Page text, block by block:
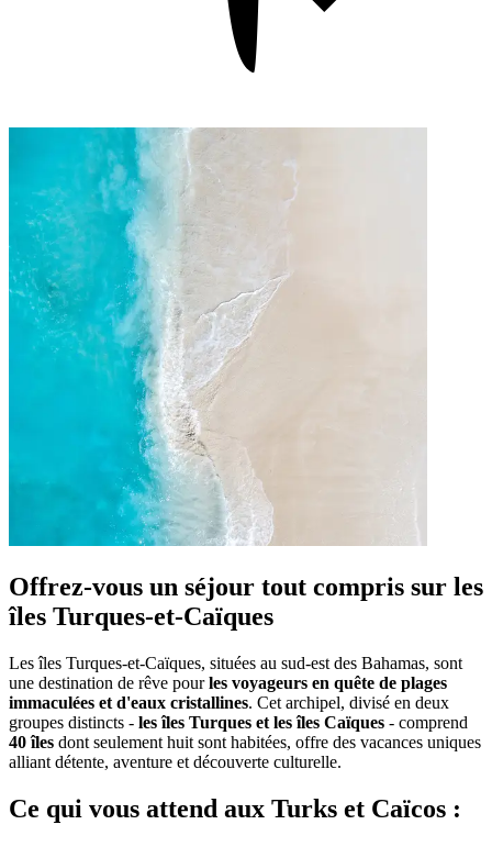
Offrez-vous un séjour tout compris sur les
îles Turques-et-Caïques
Les îles Turques-et-Caïques, situées au sud-est des Bahamas, sont
une destination de rêve pourles voyageurs en quête de plages
immaculées et d'eaux cristallines. Cet archipel, divisé en deux
groupes distincts - les îles Turques et les îles Caïques - comprend
40 îles dont seulement huit sont habitées, offre des vacances uniques
alliant détente, aventure et découverte culturelle.
Ce qui vous attend aux Turks et Caïcos :